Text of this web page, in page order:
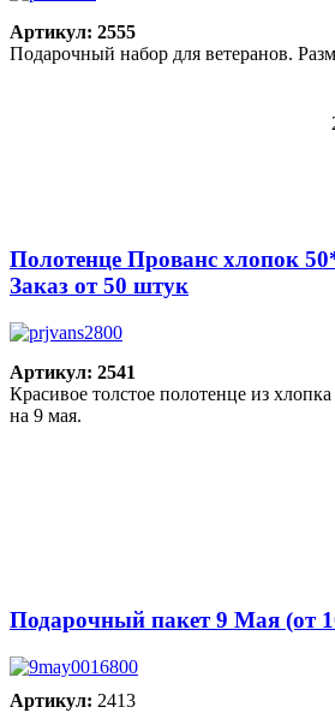
Артикул: 2555
Подарочный набор для ветеранов.
Полотенце Прованс хлопок
Заказ от 50 штук
Артикул: 2541
Красивое толстое полотенце из
на 9 мая.
Подарочный пакет 9 Мая (от
Артикул: 2413